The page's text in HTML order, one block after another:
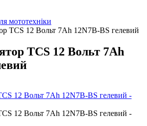
мототехніки
TCS 12 Вольт 7Ah 12N7B-BS гелевий
TCS 12 Вольт 7Ah